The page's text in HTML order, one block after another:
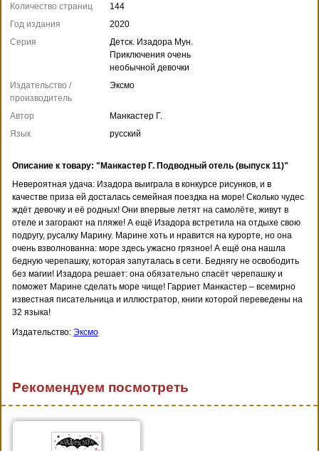
Количество страниц
144
Год издания
2020
Серия
Детск. Изадора Мун.
Приключения очень
необычной девочки
Издательство /
производитель
Эксмо
Автор
Манкастер Г.
Язык
русский
Описание к товару: "Манкастер Г. Подводный отель (выпуск 11)"
Невероятная удача: Изадора выиграла в конкурсе рисунков, и в
качестве приза ей досталась семейная поездка на море! Сколько чудес
ждёт девочку и её родных! Они впервые летят на самолёте, живут в
отеле и загорают на пляже! А ещё Изадора встретила на отдыхе свою
подругу, русалку Марину. Марине хоть и нравится на курорте, но она
очень взволнованна: море здесь ужасно грязное! А ещё она нашла
бедную черепашку, которая запуталась в сети. Беднягу не освободить
без магии! Изадора решает: она обязательно спасёт черепашку и
поможет Марине сделать море чище! Гарриет Манкастер – всемирно
известная писательница и иллюстратор, книги которой переведены на
32 языка!
Издательство: Эксмо
Рекомендуем посмотреть